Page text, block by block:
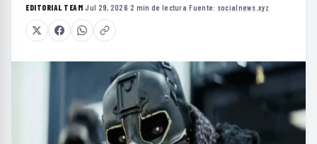
EDITORIAL TEAM·Jul 29, 2026·2 min de lectura·Fuente: socialnews.xyz